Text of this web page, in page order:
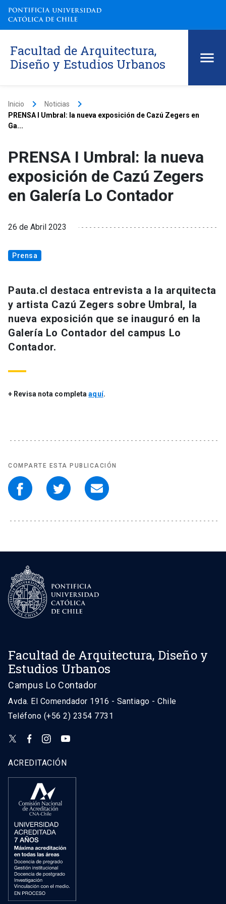
Facultad de Arquitectura,
Diseño y Estudios Urbanos
Inicio keyboard_arrow_right Noticias keyboard_arrow_right
PRENSA I Umbral: la nueva exposición de Cazú Zegers en
Ga...
PRENSA I Umbral: la nueva
exposición de Cazú Zegers
en Galería Lo Contador
26 de Abril 2023
Prensa
Pauta.cl destaca entrevista a la arquitecta
y artista Cazú Zegers sobre Umbral, la
nueva exposición que se inauguró en la
Galería Lo Contador del campus Lo
Contador.
+ Revisa nota completaaquí.
COMPARTE ESTA PUBLICACIÓN
Facultad de Arquitectura, Diseño y
Estudios Urbanos
Campus Lo Contador
Avda. El Comendador 1916 - Santiago - Chile
Teléfono (+56 2) 2354 7731
ACREDITACIÓN